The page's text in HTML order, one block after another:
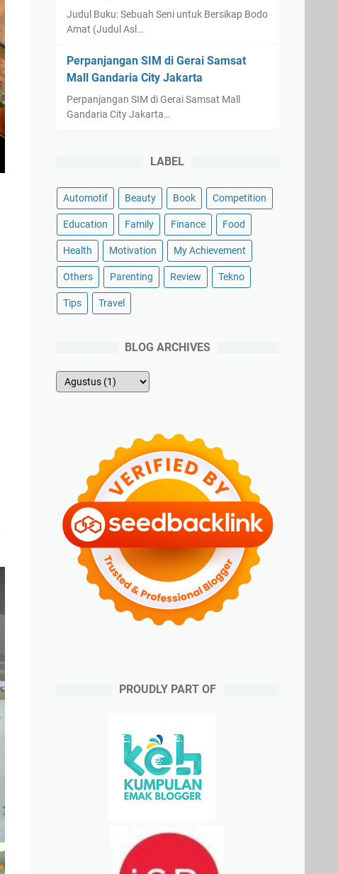
Judul Buku: Sebuah Seni untuk Bersikap Bodo
Amat (Judul Asl…
Perpanjangan SIM di Gerai Samsat
Mall Gandaria City Jakarta
Perpanjangan SIM di Gerai Samsat Mall
Gandaria City Jakarta…
LABEL
Automotif Beauty Book Competition
Education Family Finance Food
Health Motivation My Achievement
Others Parenting Review Tekno
Tips Travel
BLOG ARCHIVES
PROUDLY PART OF